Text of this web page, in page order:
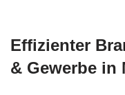
Effizienter
& Gewerbe in